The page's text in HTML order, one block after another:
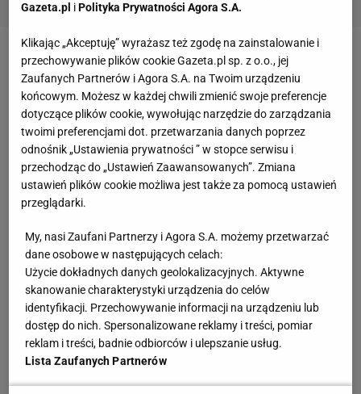
Zobacz wideo"Rankingowa jedynka ciążyła Idze
Świątek". Adam Romer wyjaśnia, z czym mierzyła
się polska tenisistka
Teraz Premier League kieruje się nowymi
przepisami w tej materii. Zgodnie z nimi wszystkie
20 klubów musiało złożyć finansowe raporty za
poprzedni sezon do końca 2023 r. Teraz czas ma
specjalna komisja Premier League, która w ciągu
dwóch tygodni ogłosi efekty swoich prac.
W ciągu 14 dni dowiemy się, czy kolejny klub Premier
League zostanie oskarżony podobnie jak Everton.
Według ekspertów takim klubem może zostać
Nottingham Forest. Oskarżeni będą mieli dwa
Gazeta.pl iPolityka Prywatności Agora S.A.
Klikając „Akceptuję” wyrażasz też zgodę na zainstalowanie i
przechowywanie plików cookie Gazeta.pl sp. z o.o., jej
Zaufanych Partnerów i Agora S.A. na Twoim urządzeniu
końcowym. Możesz w każdej chwili zmienić swoje preferencje
dotyczące plików cookie, wywołując narzędzie do zarządzania
twoimi preferencjami dot. przetwarzania danych poprzez
odnośnik „Ustawienia prywatności ” w stopce serwisu i
przechodząc do „Ustawień Zaawansowanych”. Zmiana
ustawień plików cookie możliwa jest także za pomocą ustawień
przeglądarki.
My, nasi Zaufani Partnerzy i Agora S.A. możemy przetwarzać
dane osobowe w następujących celach:
Użycie dokładnych danych geolokalizacyjnych. Aktywne
skanowanie charakterystyki urządzenia do celów
identyfikacji. Przechowywanie informacji na urządzeniu lub
dostęp do nich. Spersonalizowane reklamy i treści, pomiar
reklam i treści, badnie odbiorców i ulepszanie usług.
Lista Zaufanych Partnerów